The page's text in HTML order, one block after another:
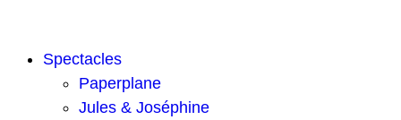
Spectacles
Paperplane
Jules & Joséphine